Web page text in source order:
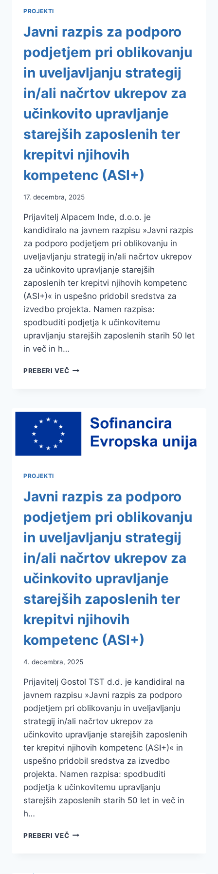
PROJEKTI
Javni razpis za podporo
podjetjem pri oblikovanju
in uveljavljanju strategij
in/ali načrtov ukrepov za
učinkovito upravljanje
starejših zaposlenih ter
krepitvi njihovih
kompetenc (ASI+)
17. decembra, 2025
Prijavitelj Alpacem Inde, d.o.o. je
kandidiralo na javnem razpisu »Javni razpis
za podporo podjetjem pri oblikovanju in
uveljavljanju strategij in/ali načrtov ukrepov
za učinkovito upravljanje starejših
zaposlenih ter krepitvi njihovih kompetenc
(ASI+)« in uspešno pridobil sredstva za
izvedbo projekta. Namen razpisa:
spodbuditi podjetja k učinkovitemu
upravljanju starejših zaposlenih starih 50 let
in več in h…
PREBERI VEČJAVNI
OBLIKOVANJU
UVELJAVLJANJU
UKREPOV
ZA
UČINKOVITO
UPRAVLJANJE
STAREJŠIH
ZAPOSLENIH
TER
KREPITVI
NJIHOVIH
KOMPETENC
(ASI+)
PROJEKTI
Javni razpis za podporo
podjetjem pri oblikovanju
in uveljavljanju strategij
in/ali načrtov ukrepov za
učinkovito upravljanje
starejših zaposlenih ter
krepitvi njihovih
kompetenc (ASI+)
4. decembra, 2025
Prijavitelj Gostol TST d.d. je kandidiral na
javnem razpisu »Javni razpis za podporo
podjetjem pri oblikovanju in uveljavljanju
strategij in/ali načrtov ukrepov za
učinkovito upravljanje starejših zaposlenih
ter krepitvi njihovih kompetenc (ASI+)« in
uspešno pridobil sredstva za izvedbo
projekta. Namen razpisa: spodbuditi
podjetja k učinkovitemu upravljanju
starejših zaposlenih starih 50 let in več in
h…
PREBERI VEČJAVNI